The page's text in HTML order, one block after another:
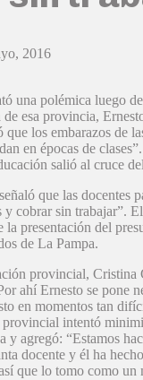
2016
una polémica luego
esa provincia,
los embarazos de
en épocas de
salió al cruce
que las docentes
y cobrar sin trabajar”.
la presentación del
de La Pampa.
provincial, Cristina
ahí Ernesto se pone
en momentos tan
intentó
y agregó: “Estamos
docente y él ha
que lo tomo como un